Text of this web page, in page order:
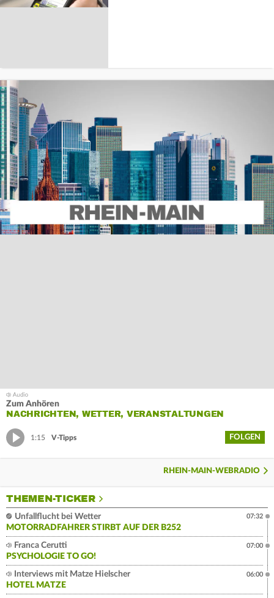
Zum Anhören
NACHRICHTEN, WETTER, VERANSTALTUNGEN
1:15 V-Tipps FOLGEN
RHEIN-MAIN-WEBRADIO
THEMEN-TICKER
Unfallflucht bei Wetter
MOTORRADFAHRER STIRBT AUF DER B252
07:32
Franca Cerutti
PSYCHOLOGIE TO GO!
07:00
Interviews mit Matze Hielscher
HOTEL MATZE
06:00